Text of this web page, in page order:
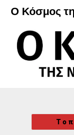
Μετάβαση
περιεχόμενο
Ο Κόσμος